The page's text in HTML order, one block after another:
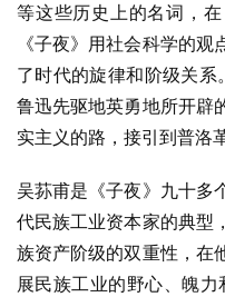
等这些历史上的名词，
《子夜》用社会科学的
了时代的旋律和阶级关系
鲁迅先驱地英勇地所开辟
实主义的路，接引到普洛
吴荪甫是《子夜》九十多
代民族工业资本家的典型
族资产阶级的双重性，在
展民族工业的野心、魄